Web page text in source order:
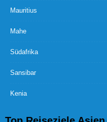
Mauritius
Mahe
Südafrika
Sansibar
Kenia